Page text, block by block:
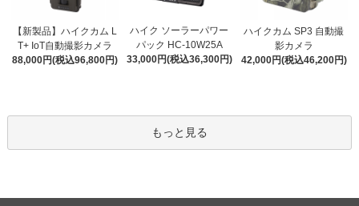
【新製品】ハイクカム L
T+ IoT自動撮影カメラ
88,000円(税込96,800円)
ハイク ソーラーパワー
パック HC-10W25A
33,000円(税込36,300円)
ハイクカム SP3 自動撮
影カメラ
42,000円(税込46,200円)
もっと見る